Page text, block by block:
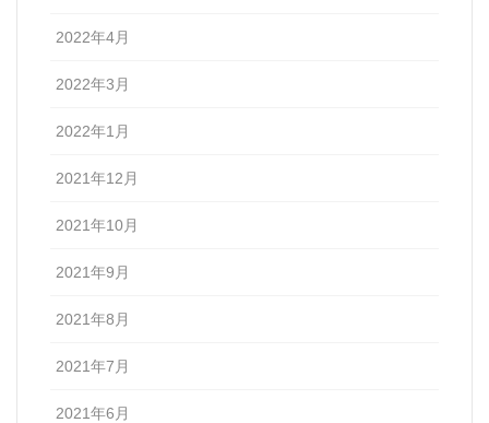
2022年4月
2022年3月
2022年1月
2021年12月
2021年10月
2021年9月
2021年8月
2021年7月
2021年6月